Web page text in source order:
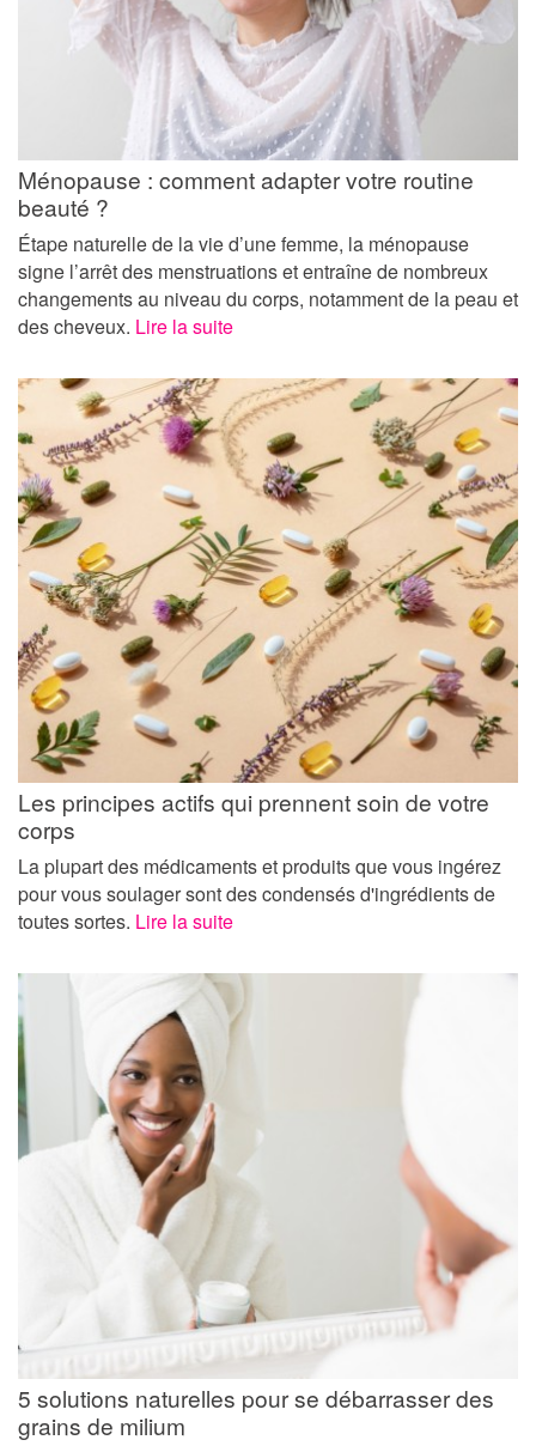
Ménopause : comment adapter votre routine
beauté ?
Étape naturelle de la vie d’une femme, la ménopause
signe l’arrêt des menstruations et entraîne de nombreux
changements au niveau du corps, notamment de la peau et
des cheveux. Lire la suite
Les principes actifs qui prennent soin de votre
corps
La plupart des médicaments et produits que vous ingérez
pour vous soulager sont des condensés d'ingrédients de
toutes sortes. Lire la suite
5 solutions naturelles pour se débarrasser des
grains de milium